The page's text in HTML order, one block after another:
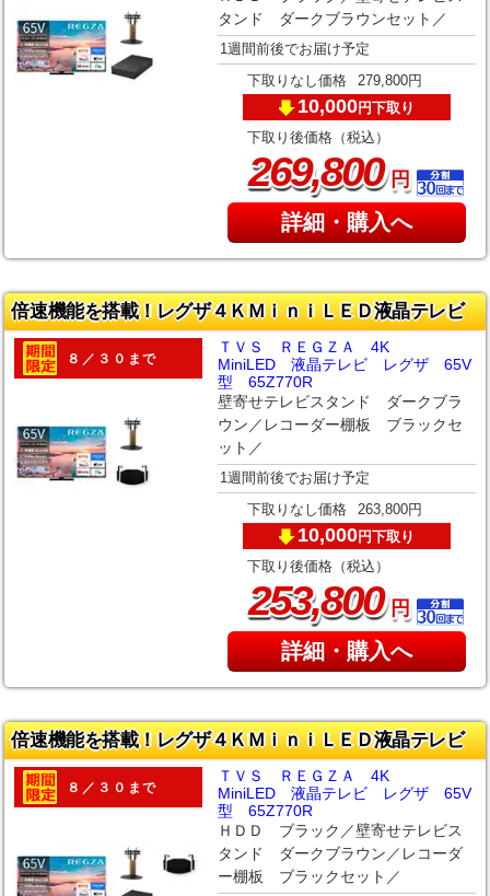
タンド ダークブラウンセット／
1週間前後でお届け予定
下取りなし価格 279,800円
10,000円下取り
下取り後価格（税込）
269,800円
詳細・購入へ
倍速機能を搭載！レグザ４ＫＭｉｎｉＬＥＤ液晶テレビ
８／３０まで
ＴＶＳ ＲＥＧＺＡ 4K
MiniLED 液晶テレビ レグザ 65V
型 65Z770R
壁寄せテレビスタンド ダークブラ
ウン／レコーダー棚板 ブラックセ
ット／
1週間前後でお届け予定
下取りなし価格 263,800円
10,000円下取り
下取り後価格（税込）
253,800円
詳細・購入へ
倍速機能を搭載！レグザ４ＫＭｉｎｉＬＥＤ液晶テレビ
８／３０まで
ＴＶＳ ＲＥＧＺＡ 4K
MiniLED 液晶テレビ レグザ 65V
型 65Z770R
ＨＤＤ ブラック／壁寄せテレビス
タンド ダークブラウン／レコーダ
ー棚板 ブラックセット／